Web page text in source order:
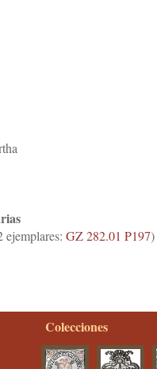
GZ 282.01 P197)
Colecciones